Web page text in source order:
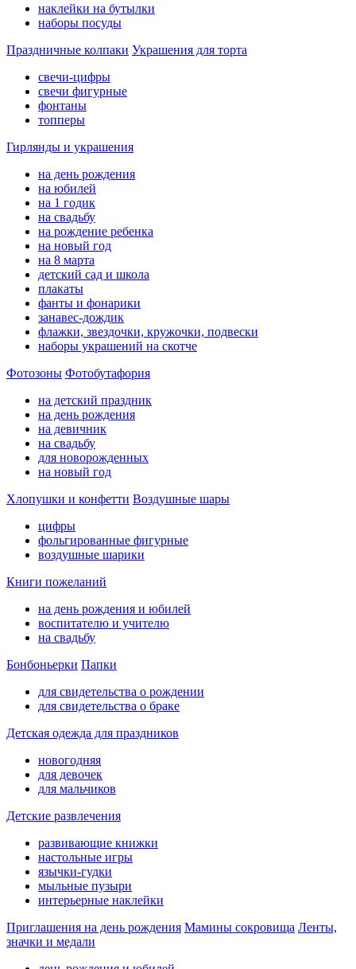
наклейки на бутылки
наборы посуды
Праздничные колпаки Украшения для торта
свечи-цифры
свечи фигурные
фонтаны
топперы
Гирлянды и украшения
на день рождения
на юбилей
на 1 годик
на свадьбу
на рождение ребенка
на новый год
на 8 марта
детский сад и школа
плакаты
фанты и фонарики
занавес-дождик
флажки, звездочки, кружочки, подвески
наборы украшений на скотче
Фотозоны Фотобутафория
на детский праздник
на день рождения
на девичник
на свадьбу
для новорожденных
на новый год
Хлопушки и конфетти Воздушные шары
цифры
фольгированные фигурные
воздушные шарики
Книги пожеланий
на день рождения и юбилей
воспитателю и учителю
на свадьбу
Бонбоньерки Папки
для свидетельства о рождении
для свидетельства о браке
Детская одежда для праздников
новогодняя
для девочек
для мальчиков
Детские развлечения
развивающие книжки
настольные игры
язычки-гудки
мыльные пузыри
интерьерные наклейки
Приглашения на день рождения Мамины сокровища Ленты,
значки и медали